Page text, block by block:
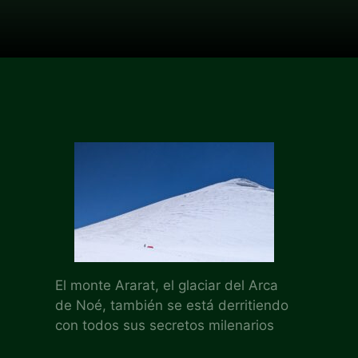
El monte Ararat, el glaciar del Arca
de Noé, también se está derritiendo
con todos sus secretos milenarios